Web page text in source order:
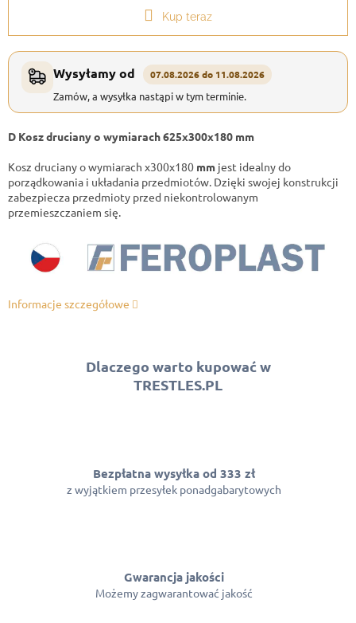
Kup teraz
Wysyłamy od 07.08.2026 do 11.08.2026
Zamów, a wysyłka nastąpi w tym terminie.
D Kosz druciany o wymiarach 625x300x180 mm
Kosz druciany o wymiarach x300x180 mm jest idealny do
porządkowania i układania przedmiotów. Dzięki swojej konstrukcji
zabezpiecza przedmioty przed niekontrolowanym
przemieszczaniem się.
Informacje szczegółowe
Dlaczego warto kupować w
TRESTLES.PL
Bezpłatna wysyłka od 333 zł
z wyjątkiem przesyłek ponadgabarytowych
Gwarancja jakości
Możemy zagwarantować jakość